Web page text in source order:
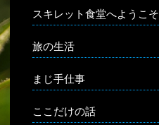
スキレット食堂へようこそ
旅の生活
まじ手仕事
ここだけの話